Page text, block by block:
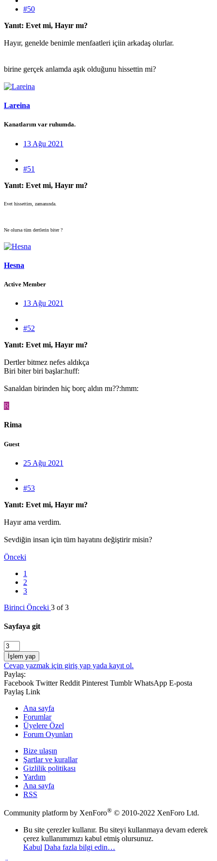
#50
Yanıt: Evet mi, Hayır mı?
Hayır, genelde benimle menfaatleri içiin arkadaş olurlar.
birine gerçek anlamda aşık olduğunu hissettin mi?
Lareina
Kanatlarım var ruhumda.
13 Ağu 2021
#51
Yanıt: Evet mi, Hayır mı?
Evet hissettim, zamanında.
Ne olursa tüm dertlerin biter ?
Hesna
Active Member
13 Ağu 2021
#52
Yanıt: Evet mi, Hayır mı?
Dertler bitmez nefes aldıkça
Biri biter biri başlar:huff:
Sanaldan birinden hiç borç aldın mı??:hmm:
R
Rima
Guest
25 Ağu 2021
#53
Yanıt: Evet mi, Hayır mı?
Hayır ama verdim.
Sevdiğin insan için tüm hayatını değiştirir misin?
Önceki
1
2
3
Birinci Önceki 3 of 3
Sayfaya git
İşlem yap
Cevap yazmak için giriş yap yada kayıt ol.
Paylaş:
Facebook Twitter Reddit Pinterest Tumblr WhatsApp E-posta
Paylaş Link
Ana sayfa
Forumlar
Üyelere Özel
Forum Oyunları
Bize ulaşın
Şartlar ve kurallar
Gizlilik politikası
Yardım
Ana sayfa
RSS
Community platform by XenForo® © 2010-2022 XenForo Ltd.
Bu site çerezler kullanır. Bu siteyi kullanmaya devam ederek
çerez kullanımımızı kabul etmiş olursunuz.
Kabul Daha fazla bilgi edin…